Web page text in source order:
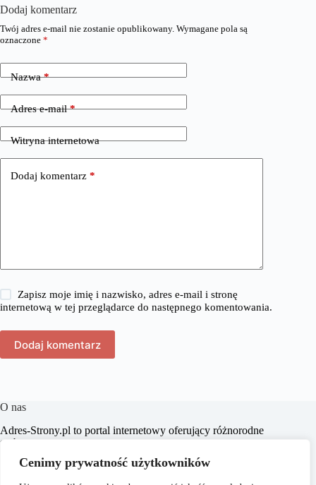
Cenimy prywatność użytkowników
Dodaj komentarz
Twój adres e-mail nie zostanie opublikowany. Wymagane pola są
oznaczone *
Nazwa*
Adres e-mail*
Witryna internetowa
Dodaj komentarz *
Zapisz moje imię i nazwisko, adres e-mail i stronę
internetową w tej przeglądarce do następnego komentowania.
Dodaj komentarz
O nas
​Adres-Strony.pl to portal internetowy oferujący różnorodne
treści z dziedzin takich jak dom, biznes, moda, lifestyle,
zakupy, zdrowie, edukacja, prawo, sport i świat. Naszym
celem jest dostarczanie czytelnikom aktualnych i
praktycznych informacji, które wspierają ich w codziennych